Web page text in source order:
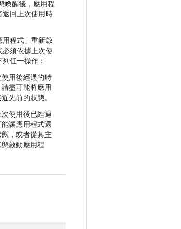
喚醒後，應用程
回上次使用時
程式」 重新啟
須依據上次使
任一操作：
用後經過的時
盡可能將應用
先前的狀態。
使用後已經過
讓應用程式還
，或者從其主
啟動應用程